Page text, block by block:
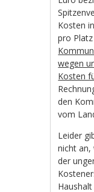
Kosten
pro
wegen
Kosten
den
vom
Leider
nicht an,
der